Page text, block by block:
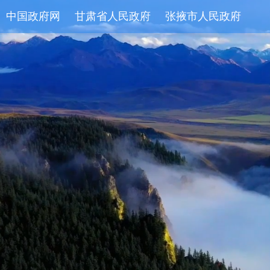
中国政府网 甘肃省人民政府 张掖市人民政府